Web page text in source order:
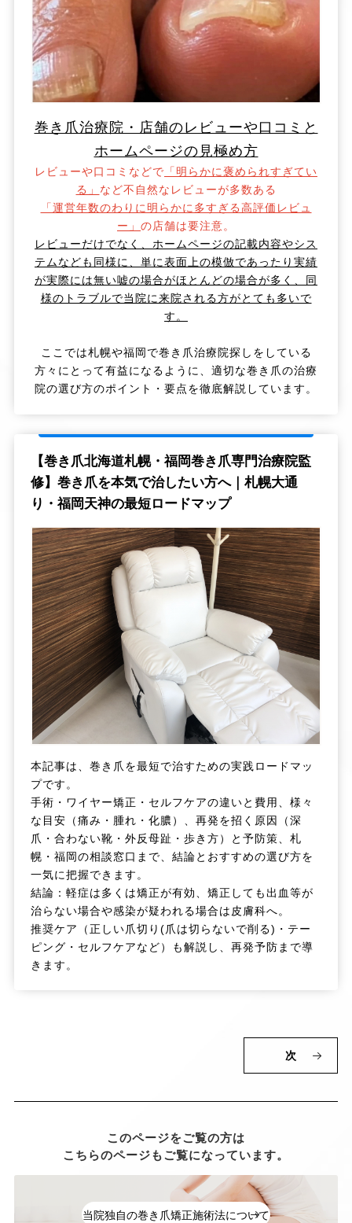
巻き爪治療院・店舗のレビューや口コミと
ホームページの見極め方
レビューや口コミなどで 「明らかに褒められすぎてい
る」 など不自然なレビューが多数ある
「運営年数のわりに明らかに多すぎる高評価レビュ
ー」 の店舗は要注意。
レビューだけでなく、ホームページの記載内容やシス
テムなども同様に、 単に表面上の模倣であったり実績
が実際には無い嘘の場合がほとんどの場合が多く、同
様のトラブルで当院に来院される方がとても多いで
す。
ここでは札幌や福岡で巻き爪治療院探しをしている
方々にとって有益になるように、適切な巻き爪の治療
院の選び方のポイント・要点を徹底解説しています。
【巻き爪北海道札幌・福岡巻き爪専門治療院監
修】巻き爪を本気で治したい方へ｜札幌大通
り・福岡天神の最短ロードマップ
本記事は、巻き爪を最短で治すための実践ロードマッ
プです。
手術・ワイヤー矯正・セルフケアの違いと費用、様々
な目安（痛み・腫れ・化膿）、再発を招く原因（深
爪・合わない靴・外反母趾・歩き方）と予防策、札
幌・福岡の相談窓口まで、結論とおすすめの選び方を
一気に把握できます。
結論：軽症は多くは矯正が有効、矯正しても出血等が
治らない場合や感染が疑われる場合は皮膚科へ。
推奨ケア（正しい爪切り(爪は切らないで削る)・テー
ピング・セルフケアなど）も解説し、再発予防まで導
きます。
次
このページをご覧の方は
こちらのページもご覧になっています。
当院独自の巻き爪矯正施術法について